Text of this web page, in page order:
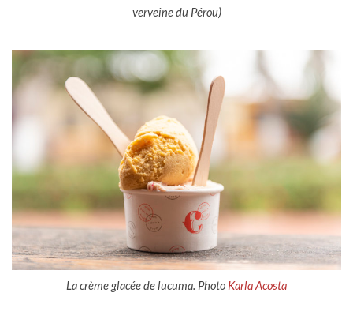
verveine du Pérou)
La crème glacée de lucuma. Photo Karla Acosta